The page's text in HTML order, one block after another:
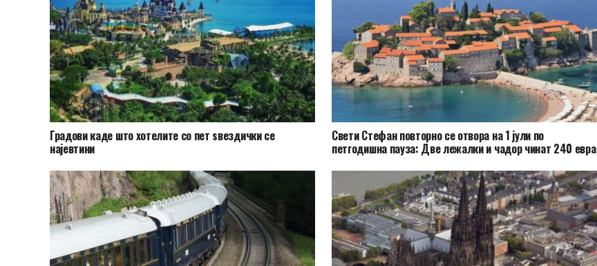
Градови каде што хотелите со пет ѕвездички се
најевтини
Свети Стефан повторно се отвора на 1 јули по
петгодишна пауза: Две лежалки и чадор чинат 240 евра